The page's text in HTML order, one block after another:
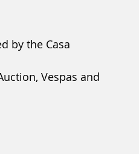
by the Casa
Vespas and